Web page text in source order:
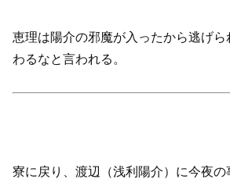
恵理は陽介の邪魔が入ったから逃げら
わるなと言われる。
寮に戻り、渡辺（浅利陽介）に今夜